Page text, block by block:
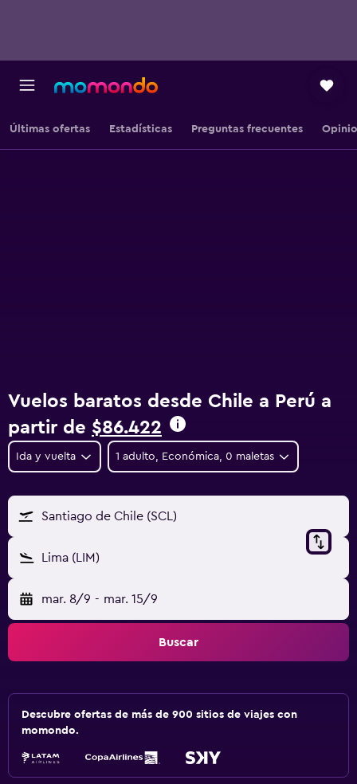
Últimas ofertas Estadísticas Preguntas frecuentes
Vuelos baratos desde Chile a Perú a
partir de $86.422
Ida y vuelta 1 adulto, Económica, 0 maletas
Santiago de Chile (SCL)
Lima (LIM)
mar. 8/9 - mar. 15/9
Buscar
Descubre ofertas de más de 900 sitios de viajes con
momondo.